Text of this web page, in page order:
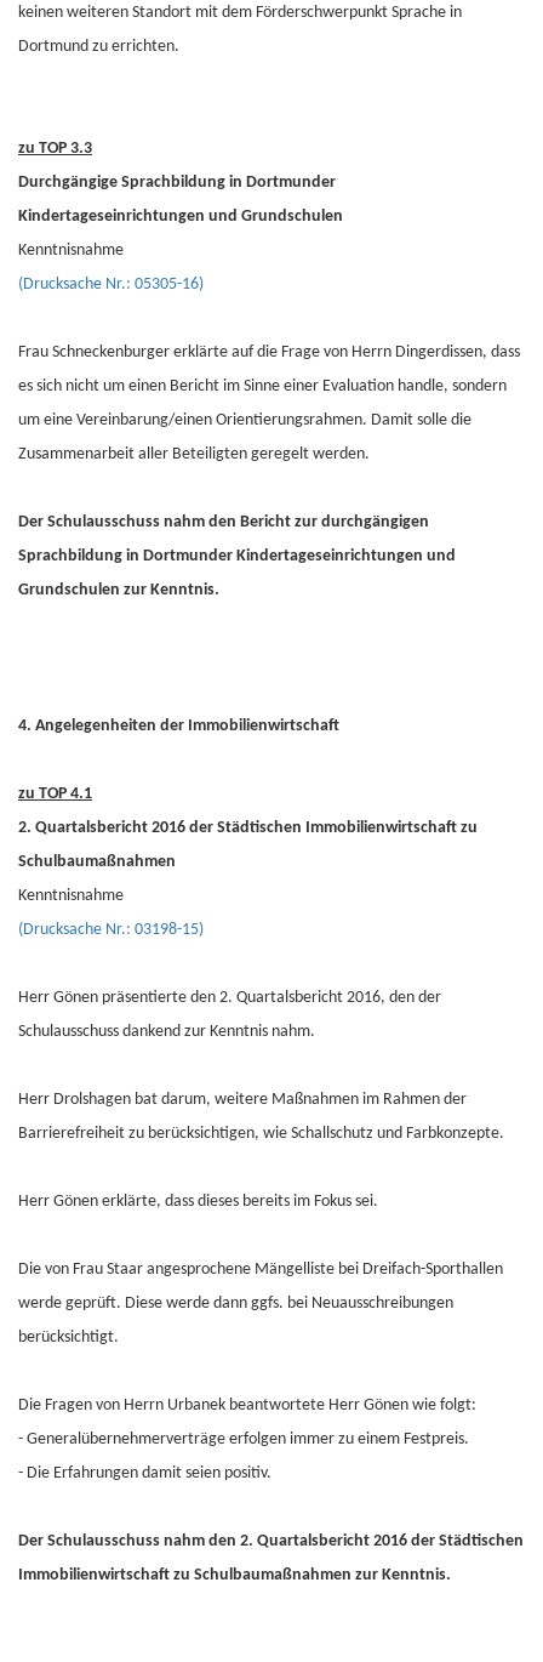
keinen weiteren Standort mit dem Förderschwerpunkt Sprache in
Dortmund zu errichten.
zu TOP 3.3
Durchgängige Sprachbildung in Dortmunder
Kindertageseinrichtungen und Grundschulen
Kenntnisnahme
(Drucksache Nr.: 05305-16)
Frau Schneckenburger erklärte auf die Frage von Herrn Dingerdissen, dass
es sich nicht um einen Bericht im Sinne einer Evaluation handle, sondern
um eine Vereinbarung/einen Orientierungsrahmen. Damit solle die
Zusammenarbeit aller Beteiligten geregelt werden.
Der Schulausschuss nahm den Bericht zur durchgängigen
Sprachbildung in Dortmunder Kindertageseinrichtungen und
Grundschulen zur Kenntnis.
4. Angelegenheiten der Immobilienwirtschaft
zu TOP 4.1
2. Quartalsbericht 2016 der Städtischen Immobilienwirtschaft zu
Schulbaumaßnahmen
Kenntnisnahme
(Drucksache Nr.: 03198-15)
Herr Gönen präsentierte den 2. Quartalsbericht 2016, den der
Schulausschuss dankend zur Kenntnis nahm.
Herr Drolshagen bat darum, weitere Maßnahmen im Rahmen der
Barrierefreiheit zu berücksichtigen, wie Schallschutz und Farbkonzepte.
Herr Gönen erklärte, dass dieses bereits im Fokus sei.
Die von Frau Staar angesprochene Mängelliste bei Dreifach-Sporthallen
werde geprüft. Diese werde dann ggfs. bei Neuausschreibungen
berücksichtigt.
Die Fragen von Herrn Urbanek beantwortete Herr Gönen wie folgt:
- Generalübernehmerverträge erfolgen immer zu einem Festpreis.
- Die Erfahrungen damit seien positiv.
Der Schulausschuss nahm den 2. Quartalsbericht 2016 der Städtischen
Immobilienwirtschaft zu Schulbaumaßnahmen zur Kenntnis.